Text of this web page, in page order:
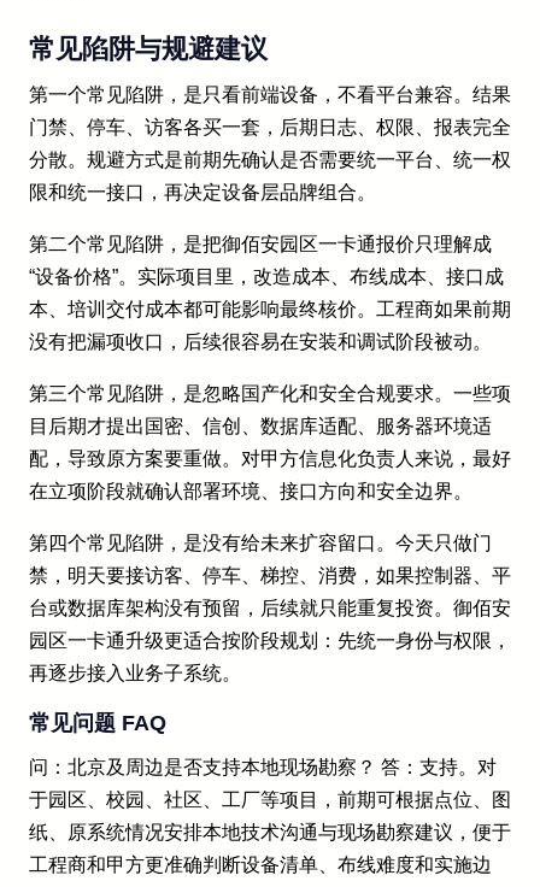
常见陷阱与规避建议
第一个常见陷阱，是只看前端设备，不看平台兼容。结果
门禁、停车、访客各买一套，后期日志、权限、报表完全
分散。规避方式是前期先确认是否需要统一平台、统一权
限和统一接口，再决定设备层品牌组合。
第二个常见陷阱，是把御佰安园区一卡通报价只理解成
“设备价格”。实际项目里，改造成本、布线成本、接口成
本、培训交付成本都可能影响最终核价。工程商如果前期
没有把漏项收口，后续很容易在安装和调试阶段被动。
第三个常见陷阱，是忽略国产化和安全合规要求。一些项
目后期才提出国密、信创、数据库适配、服务器环境适
配，导致原方案要重做。对甲方信息化负责人来说，最好
在立项阶段就确认部署环境、接口方向和安全边界。
第四个常见陷阱，是没有给未来扩容留口。今天只做门
禁，明天要接访客、停车、梯控、消费，如果控制器、平
台或数据库架构没有预留，后续就只能重复投资。御佰安
园区一卡通升级更适合按阶段规划：先统一身份与权限，
再逐步接入业务子系统。
常见问题 FAQ
问：北京及周边是否支持本地现场勘察？ 答：支持。对
于园区、校园、社区、工厂等项目，前期可根据点位、图
纸、原系统情况安排本地技术沟通与现场勘察建议，便于
工程商和甲方更准确判断设备清单、布线难度和实施边